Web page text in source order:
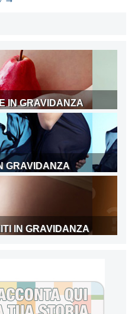
IN GRAVIDANZA
GRAVIDANZA
IN GRAVIDANZA